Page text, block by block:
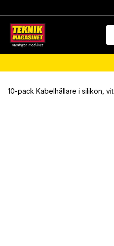
10-pack Kabelhållare i silikon, vit